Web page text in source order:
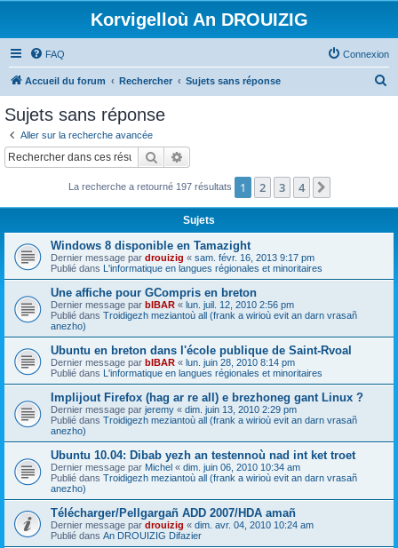
Korvigelloù An DROUIZIG
FAQ Connexion
Accueil du forum Rechercher Sujets sans réponse
c
Sujets sans réponse
Aller sur la recherche avancée
Rechercher
La recherche a retourné 197 résultats 1 2 3 4
Sujets
Windows 8 disponible en Tamazight
Dernier message par drouizig « sam. févr. 16, 2013 9:17 pm
Publié dans L'informatique en langues régionales et minoritaires
Une affiche pour GCompris en breton
Dernier message par bIBAR « lun. juil. 12, 2010 2:56 pm
Publié dans Troidigezh meziantoù all (frank a wirioù evit an darn vrasañ
anezho)
Ubuntu en breton dans l'école publique de Saint-Rvoal
Dernier message par bIBAR « lun. juin 28, 2010 8:14 pm
Publié dans L'informatique en langues régionales et minoritaires
Implijout Firefox (hag ar re all) e brezhoneg gant Linux ?
Dernier message par jeremy « dim. juin 13, 2010 2:29 pm
Publié dans Troidigezh meziantoù all (frank a wirioù evit an darn vrasañ
anezho)
Ubuntu 10.04: Dibab yezh an testennoù nad int ket troet
Dernier message par Michel « dim. juin 06, 2010 10:34 am
Publié dans Troidigezh meziantoù all (frank a wirioù evit an darn vrasañ
anezho)
Télécharger/Pellgargañ ADD 2007/HDA amañ
Dernier message par drouizig « dim. avr. 04, 2010 10:24 am
Publié dans An DROUIZIG Difazier